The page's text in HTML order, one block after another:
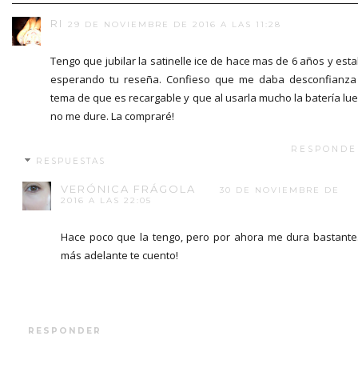
RI 29 DE NOVIEMBRE DE 2016 A LAS 11:28
Tengo que jubilar la satinelle ice de hace mas de 6 años y
esperando tu reseña. Confieso que me daba
tema de que es recargable y que al usarla mucho la batería
no me dure. La compraré!
RESPUESTAS
VERÓNICA FRÁGOLA
30 DE NOVIEMBRE DE
2016 A LAS 22:05
Hace poco que la tengo, pero por ahora me dura
más adelante te cuento!
RESPONDER